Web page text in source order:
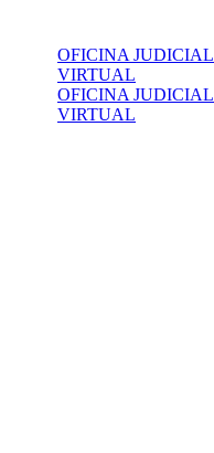
OFICINA JUDICIAL
VIRTUAL
OFICINA JUDICIAL
VIRTUAL